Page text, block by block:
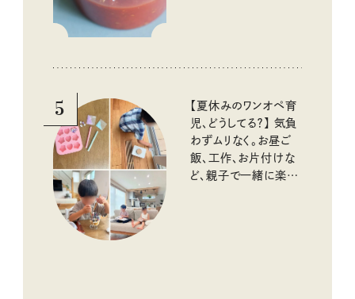
5
【夏休みのワンオペ育
児、どうしてる？】 気負
わずムリなく。お昼ご
飯、工作、お片付けな
ど、親子で一緒に楽し